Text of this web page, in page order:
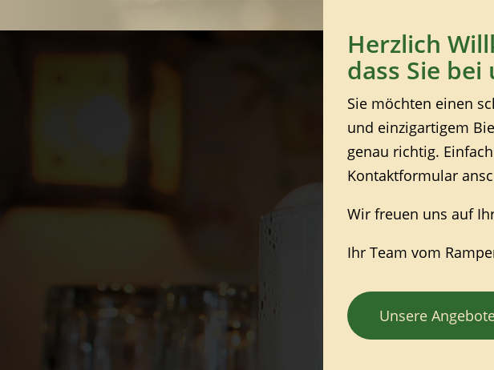
Herzlich
dass Sie
Sie möchten einen
und einzigartigem
genau richtig.
Kontaktformular
Wir freuen uns auf
Ihr Team vom
Unsere